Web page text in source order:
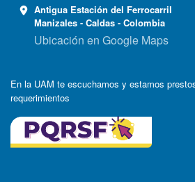
Antigua Estación del Ferrocarril
Manizales - Caldas - Colombia
Ubicación en Google Maps
En la UAM te escuchamos y estamos
requerimientos